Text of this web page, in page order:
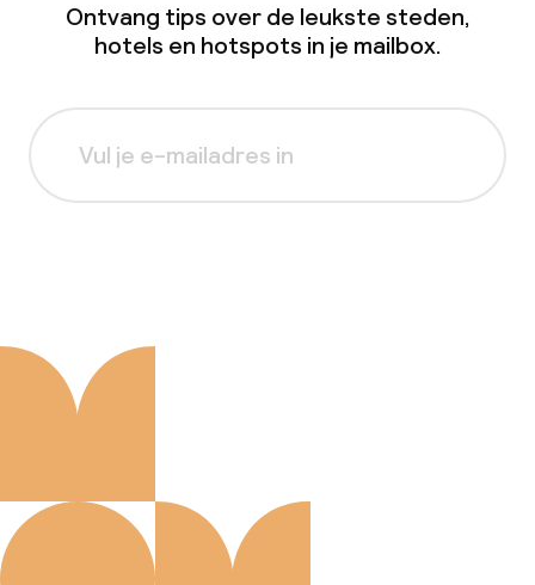
Ontvang tips over de leukste steden,
hotels en hotspots in je mailbox.